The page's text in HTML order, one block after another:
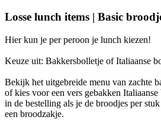
Losse lunch items | Basic
Hier kun je per peroon je lunch kiezen!
Keuze uit: Bakkersbolletje of Italiaanse
Bekijk het uitgebreide menu van zachte
of kies voor een vers gebakken
in de bestelling als je de broodjes per
een broodzakje.